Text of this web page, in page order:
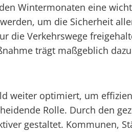
Wintermonaten eine
um die Sicherheit
die Verkehrswege
trägt maßgeblich
weiter optimiert, um
Rolle. Durch den
gestaltet. Kommunen,